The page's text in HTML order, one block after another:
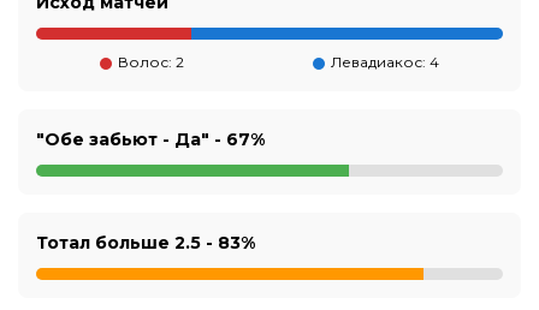
Волос: 2 Левадиакос: 4
"Обе забьют - Да" - 67%
Тотал больше 2.5 - 83%